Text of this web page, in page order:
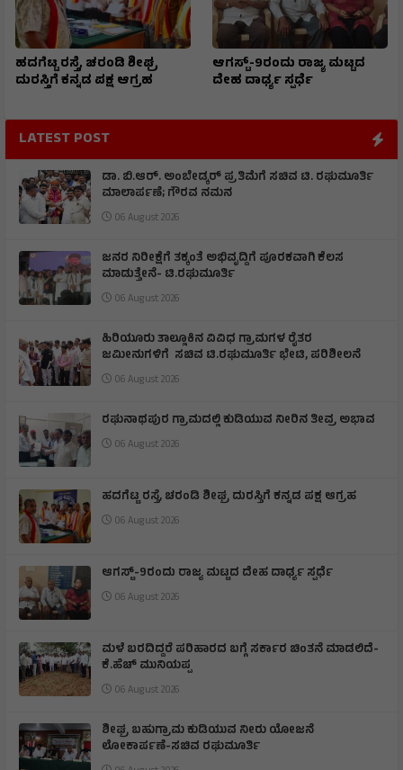
ಹದಗೆಟ್ಟ ರಸ್ತೆ, ಚರಂಡಿ ಶೀಘ್ರ
ದುರಸ್ತಿಗೆ ಕನ್ನಡ ಪಕ್ಷ ಆಗ್ರಹ
ಆಗಸ್ಟ್-9ರಂದು ರಾಜ್ಯ ಮಟ್ಟದ
ದೇಹ ದಾರ್ಢ್ಯ ಸ್ಪರ್ಧೆ
LATEST POST
ಡಾ. ಬಿ.ಆರ್. ಅಂಬೇಡ್ಕರ್ ಪ್ರತಿಮೆಗೆ ಸಚಿವ ಟಿ. ರಘುಮೂರ್ತಿ
ಮಾಲಾರ್ಪಣೆ; ಗೌರವ ನಮನ
06 August 2026
ಜನರ ನಿರೀಕ್ಷೆಗೆ ತಕ್ಕಂತೆ ಅಭಿವೃದ್ದಿಗೆ ಪೂರಕವಾಗಿ ಕೆಲಸ
ಮಾಡುತ್ತೇನೆ- ಟಿ.ರಘುಮೂರ್ತಿ
06 August 2026
ಹಿರಿಯೂರು ತಾಲ್ಲೂಕಿನ ವಿವಿಧ ಗ್ರಾಮಗಳ ರೈತರ
ಜಮೀನುಗಳಿಗೆ ಸಚಿವ ಟಿ.ರಘುಮೂರ್ತಿ ಭೇಟಿ, ಪರಿಶೀಲನೆ
06 August 2026
ರಘುನಾಥಪುರ ಗ್ರಾಮದಲ್ಲಿ ಕುಡಿಯುವ ನೀರಿನ ತೀವ್ರ ಅಭಾವ
06 August 2026
ಹದಗೆಟ್ಟ ರಸ್ತೆ, ಚರಂಡಿ ಶೀಘ್ರ ದುರಸ್ತಿಗೆ ಕನ್ನಡ ಪಕ್ಷ ಆಗ್ರಹ
06 August 2026
ಆಗಸ್ಟ್-9ರಂದು ರಾಜ್ಯ ಮಟ್ಟದ ದೇಹ ದಾರ್ಢ್ಯ ಸ್ಪರ್ಧೆ
06 August 2026
ಮಳೆ ಬರದಿದ್ದರೆ ಪರಿಹಾರದ ಬಗ್ಗೆ ಸರ್ಕಾರ ಚಿಂತನೆ ಮಾಡಲಿದೆ-
ಕೆ.ಹೆಚ್ ಮುನಿಯಪ್ಪ
06 August 2026
ಶೀಘ್ರ ಬಹುಗ್ರಾಮ ಕುಡಿಯುವ ನೀರು ಯೋಜನೆ
ಲೋಕಾರ್ಪಣೆ-ಸಚಿವ ರಘುಮೂರ್ತಿ